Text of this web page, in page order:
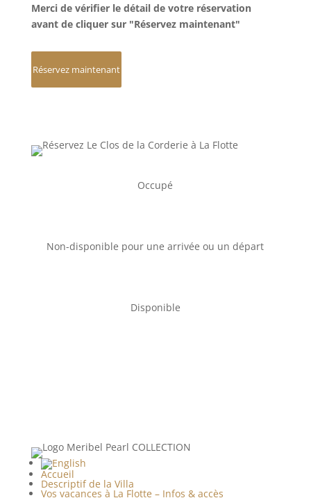
Merci de vérifier le détail de votre réservation
avant de cliquer sur "Réservez maintenant"
Occupé
Non-disponible pour une arrivée ou un départ
Disponible
Accueil
Descriptif de la Villa
Vos vacances à La Flotte – Infos & accès